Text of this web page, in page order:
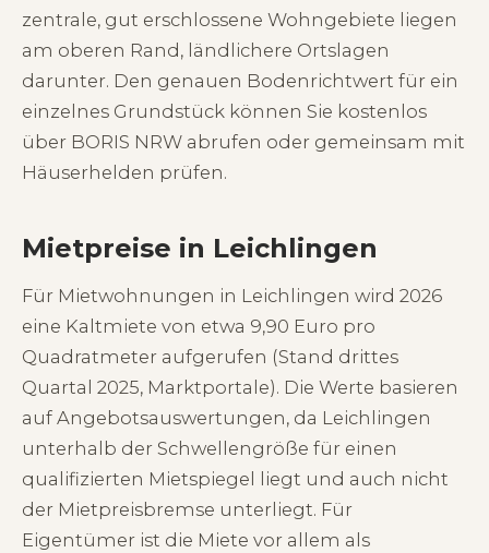
zentrale, gut erschlossene Wohngebiete liegen
am oberen Rand, ländlichere Ortslagen
darunter. Den genauen Bodenrichtwert für ein
einzelnes Grundstück können Sie kostenlos
über BORIS NRW abrufen oder gemeinsam mit
Häuserhelden prüfen.
Mietpreise in Leichlingen
Für Mietwohnungen in Leichlingen wird 2026
eine Kaltmiete von etwa 9,90 Euro pro
Quadratmeter aufgerufen (Stand drittes
Quartal 2025, Marktportale). Die Werte basieren
auf Angebotsauswertungen, da Leichlingen
unterhalb der Schwellengröße für einen
qualifizierten Mietspiegel liegt und auch nicht
der Mietpreisbremse unterliegt. Für
Eigentümer ist die Miete vor allem als